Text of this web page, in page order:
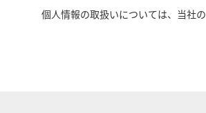
個人情報の取扱いについては、当社の